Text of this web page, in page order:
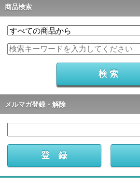
商品検索
メルマガ登録・解除